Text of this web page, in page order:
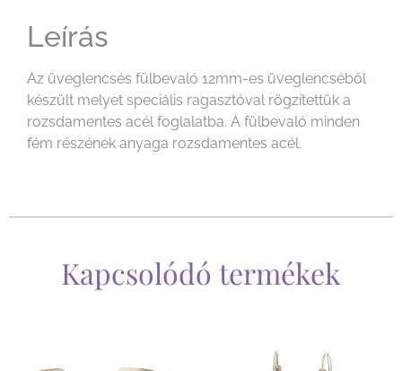
Leírás
Az üveglencsés fülbevaló 12mm-es üveglencséből
készült melyet speciális ragasztóval rögzítettük a
rozsdamentes acél foglalatba. A fülbevaló minden
fém részének anyaga rozsdamentes acél.
Kapcsolódó termékek